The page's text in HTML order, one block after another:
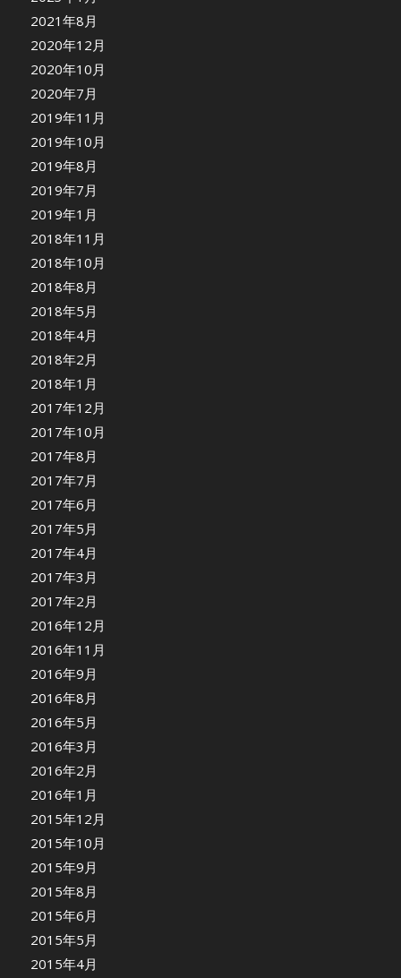
2021年8月
2020年12月
2020年10月
2020年7月
2019年11月
2019年10月
2019年8月
2019年7月
2019年1月
2018年11月
2018年10月
2018年8月
2018年5月
2018年4月
2018年2月
2018年1月
2017年12月
2017年10月
2017年8月
2017年7月
2017年6月
2017年5月
2017年4月
2017年3月
2017年2月
2016年12月
2016年11月
2016年9月
2016年8月
2016年5月
2016年3月
2016年2月
2016年1月
2015年12月
2015年10月
2015年9月
2015年8月
2015年6月
2015年5月
2015年4月